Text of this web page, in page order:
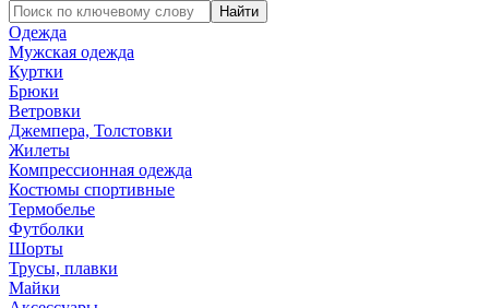
Найти
Одежда
Мужская одежда
Куртки
Брюки
Ветровки
Джемпера, Толстовки
Жилеты
Компрессионная одежда
Костюмы спортивные
Термобелье
Футболки
Шорты
Трусы, плавки
Майки